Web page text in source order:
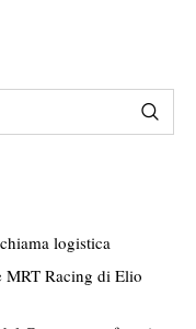
logistica
MRT Racing di Elio